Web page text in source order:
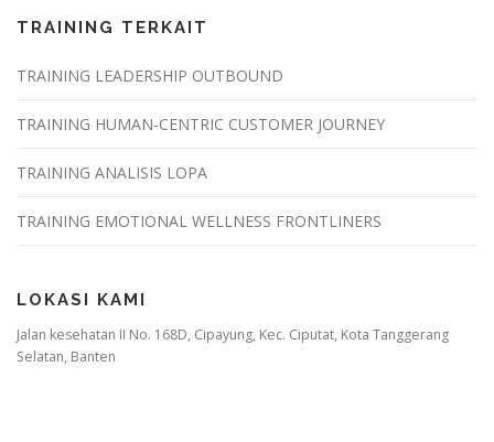
TRAINING TERKAIT
TRAINING LEADERSHIP OUTBOUND
TRAINING HUMAN-CENTRIC CUSTOMER JOURNEY
TRAINING ANALISIS LOPA
TRAINING EMOTIONAL WELLNESS FRONTLINERS
LOKASI KAMI
Jalan kesehatan II No. 168D, Cipayung, Kec. Ciputat, Kota Tanggerang
Selatan, Banten